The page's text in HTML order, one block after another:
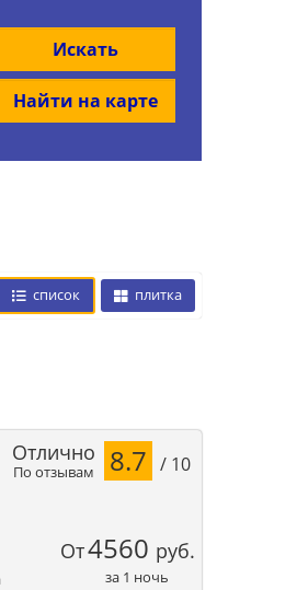
Искать
Найти на карте
список плитка
По отзывам
Отлично 8.7 / 10
От4560 руб.
за 1 ночь